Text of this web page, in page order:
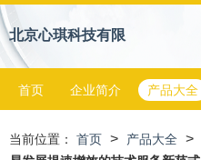
北京心琪科技有限
首页 企业简介 产品大全
当前位置： 首页 > 产品大全 >